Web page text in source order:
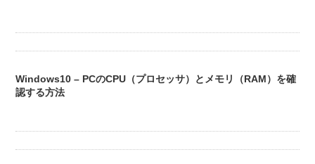
Windows10 – PCのCPU（プロセッサ）とメモリ（RAM）を確
認する方法